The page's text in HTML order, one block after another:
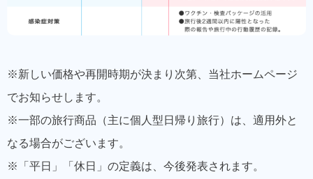
※新しい価格や再開時期が決まり次第、当社ホームページ
でお知らせします。
※一部の旅行商品（主に個人型日帰り旅行）は、適用外と
なる場合がございます。
※「平日」「休日」の定義は、今後発表されます。